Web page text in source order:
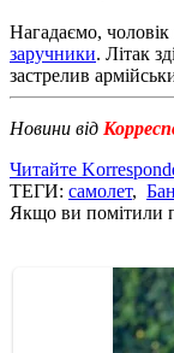
Нагадаємо, чоловік
заручники. Літак
застрелив
Новини від
Читайте
ТЕГИ: самолет,
Якщо ви помітили